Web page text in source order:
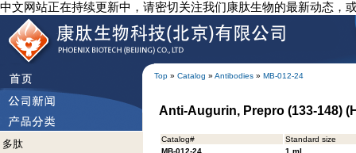
中文网站正在持续更新中，请密切关注我们康肽生物的最新动态，
Top » Catalog » Antibodies » MB-012-24
多肽
Anti-Augurin, Prepro (133-148)
Catalog#
Standard size
MB-012-24
1 ml